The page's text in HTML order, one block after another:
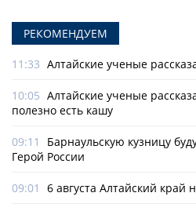
РЕКОМЕНДУЕМ
11:33 Алтайские ученые
10:05 Алтайские ученые
полезно есть кашу
09:11
Барнаульскую кузницу
Герой России
09:01 6 августа Алтайский край